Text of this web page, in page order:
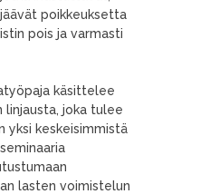
poikkeuksetta
pois ja varmasti
käsittelee
linjausta, joka tulee
yksi keskeisimmistä
lasten voimistelun